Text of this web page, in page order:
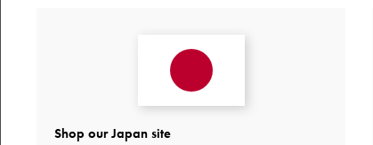
ハード系にも見えるデザインなので
と思いもありましたがデザインに惹かれ
大正解でした。
Shop our Japan site